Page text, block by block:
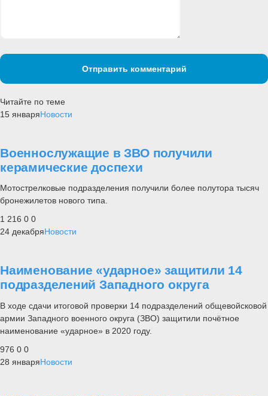
Отправить комментарий
Читайте по теме
15 январяНовости
Военнослужащие в ЗВО получили
керамические доспехи
Мотострелковые подразделения получили более полутора тысяч
бронежилетов нового типа.
1 216 0 0
24 декабряНовости
Наименование «ударное» защитили 14
подразделений Западного округа
В ходе сдачи итоговой проверки 14 подразделений общевойсковой
армии Западного военного округа (ЗВО) защитили почётное
наименование «ударное» в 2020 году.
976 0 0
28 январяНовости